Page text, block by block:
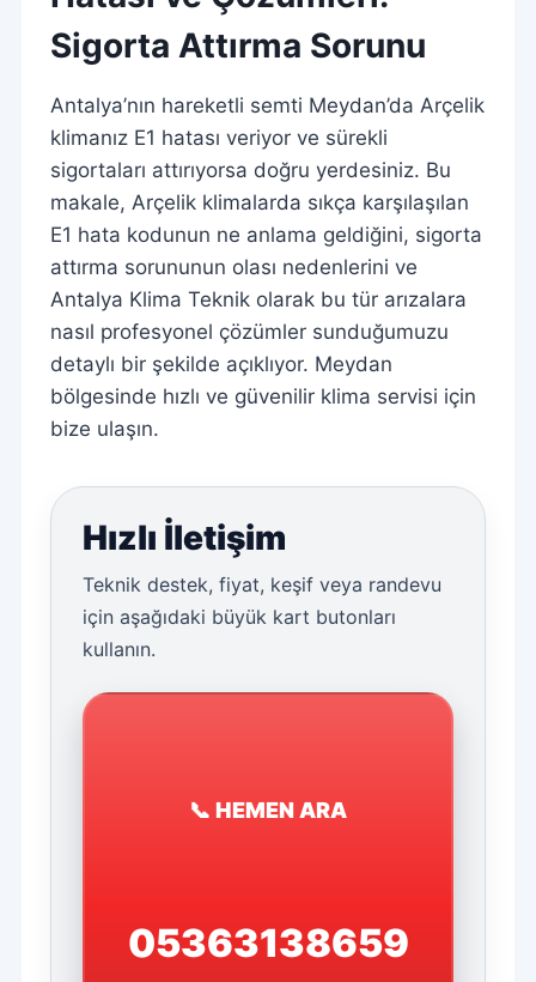
Sigorta Attırma Sorunu
Antalya’nın hareketli semti Meydan’da Arçelik
klimanız E1 hatası veriyor ve sürekli
sigortaları attırıyorsa doğru yerdesiniz. Bu
makale, Arçelik klimalarda sıkça karşılaşılan
E1 hata kodunun ne anlama geldiğini, sigorta
attırma sorununun olası nedenlerini ve
Antalya Klima Teknik olarak bu tür arızalara
nasıl profesyonel çözümler sunduğumuzu
detaylı bir şekilde açıklıyor. Meydan
bölgesinde hızlı ve güvenilir klima servisi için
bize ulaşın.
Hızlı İletişim
Teknik destek, fiyat, keşif veya randevu
için aşağıdaki büyük kart butonları
kullanın.
📞 HEMEN ARA
05363138659